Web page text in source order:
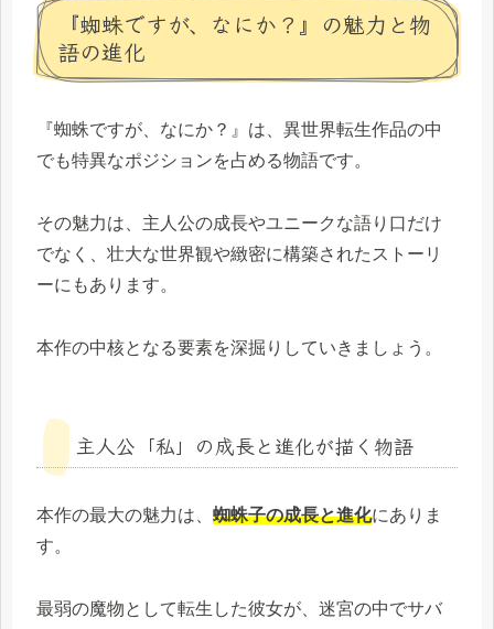
『蜘蛛ですが、なにか？』の魅力と物
語の進化
『蜘蛛ですが、なにか？』は、異世界転生作品の中
でも特異なポジションを占める物語です。
その魅力は、主人公の成長やユニークな語り口だけ
でなく、壮大な世界観や緻密に構築されたストーリ
ーにもあります。
本作の中核となる要素を深掘りしていきましょう。
主人公「私」の成長と進化が描く物語
本作の最大の魅力は、 蜘蛛子の成長と進化にありま
す。
最弱の魔物として転生した彼女が、迷宮の中でサバ